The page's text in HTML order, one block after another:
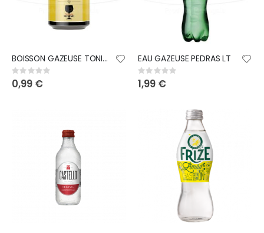
BOISSON GAZEUSE TONIC SCHWEPPES ZERO CANNETTE 25CL
Rating:
0%
0,99 €
EAU GAZEUSE PEDRAS LT
Rating:
0%
1,99 €